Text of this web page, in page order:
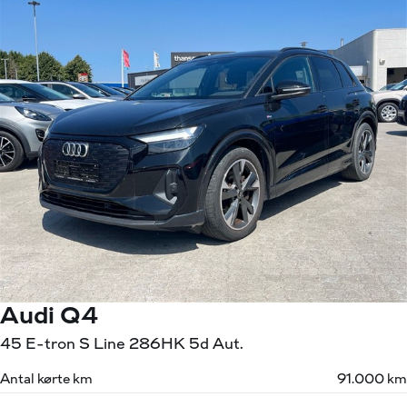
Audi Q4
45 E-tron S Line 286HK 5d Aut.
Antal kørte km
91.000 km